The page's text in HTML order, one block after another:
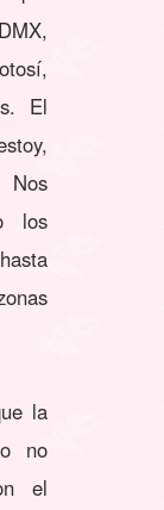
El
Nos
los
la
no
el